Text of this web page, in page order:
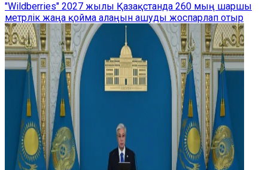
"Wildberries" 2027 жылы Қазақстанда 260 мың шаршы
метрлік жаңа қойма алаңын ашуды жоспарлап отыр